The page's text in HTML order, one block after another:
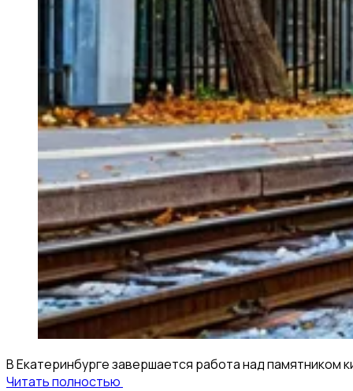
В Екатеринбурге завершается работа над
Читать полностью